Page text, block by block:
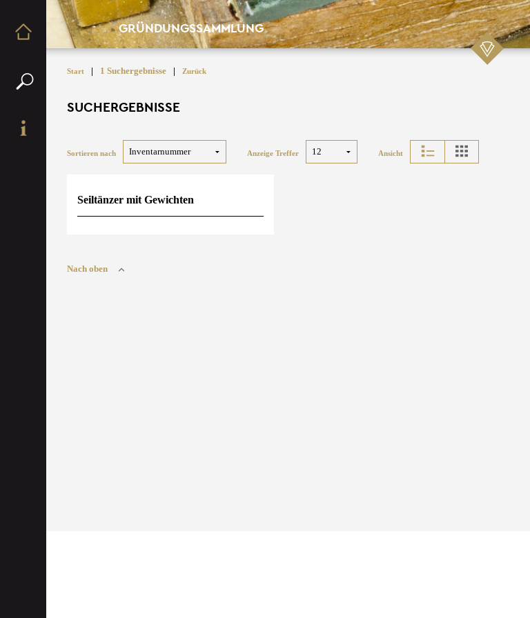
GRÜNDUNGSSAMMLUNG
Start | 1 Suchergebnisse | Zurück
SUCHERGEBNISSE
Sortieren nach Anzeige Treffer Ansicht
Seiltänzer mit Gewichten
Nach oben